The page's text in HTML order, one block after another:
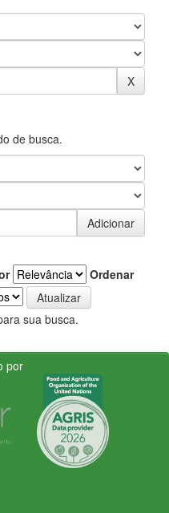
de busca.
Ordenar
sua busca.
por